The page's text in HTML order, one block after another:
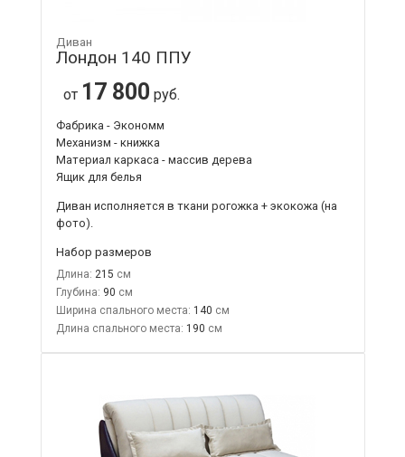
Диван
Лондон 140 ППУ
от 17 800 руб.
Фабрика - Экономм
Механизм - книжка
Материал каркаса - массив дерева
Ящик для белья
Диван исполняется в ткани рогожка + экокожа (на
фото).
Набор размеров
Длина: 215
Глубина: 90
Ширина спального места: 140
Длина спального места: 190